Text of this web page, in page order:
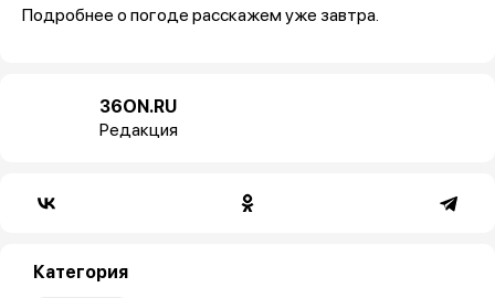
Подробнее о погоде расскажем уже завтра.
36ON.RU
Редакция
Категория